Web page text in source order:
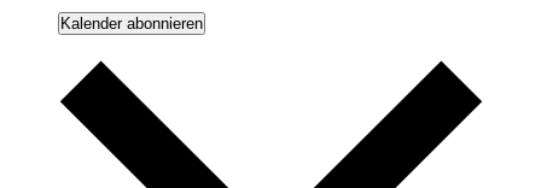
Kalender abonnieren